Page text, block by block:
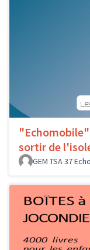
sortir de
GEM TSA 37 Echo